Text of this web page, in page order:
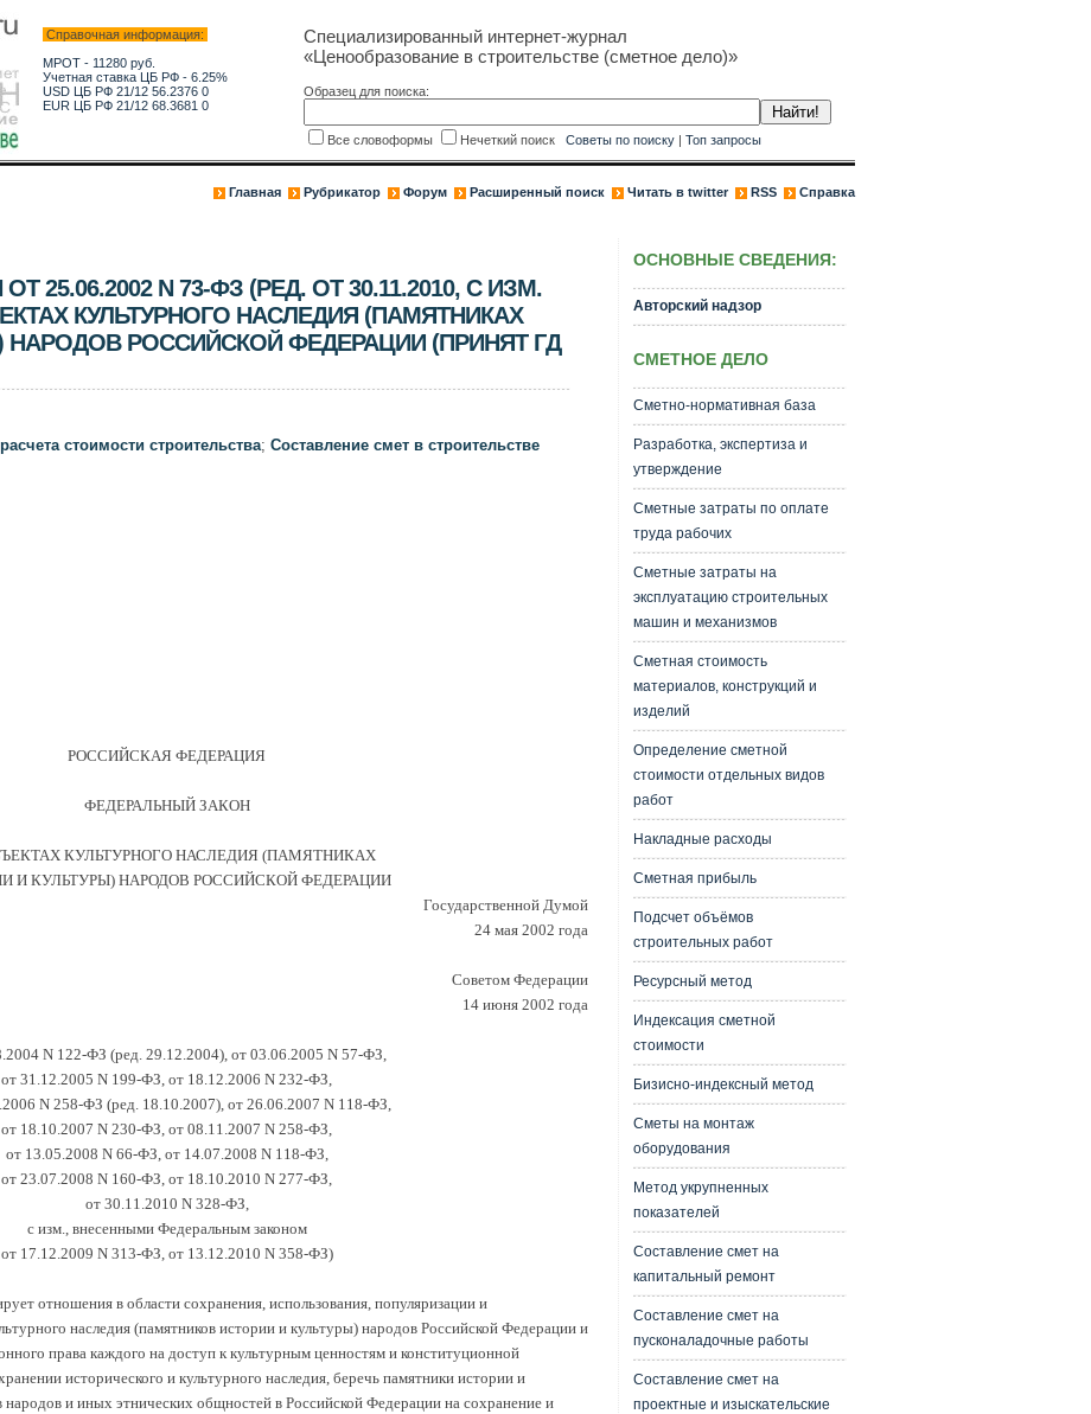
Справочная информация:
МРОТ - 11280 руб.
Учетная ставка ЦБ РФ - 6.25%
USD ЦБ РФ 21/12 56.2376 0
EUR ЦБ РФ 21/12 68.3681 0
Специализированный интернет-журнал
«Ценообразование в строительстве (сметное дело)»
Образец для поиска:
Все словоформы Нечеткий поиск Советы по поиску| Топ запросы
Главная Рубрикатор Форум Расширенный поиск Читать в twitter RSS Справка
25.06.2002 N 73-ФЗ (РЕД. ОТ 30.11.2010, С ИЗМ.
КУЛЬТУРНОГО НАСЛЕДИЯ (ПАМЯТНИКАХ
НАРОДОВ РОССИЙСКОЙ ФЕДЕРАЦИИ (ПРИНЯТ ГД
стоимости строительства; Составление смет в строительстве
РОССИЙСКАЯ ФЕДЕРАЦИЯ
ФЕДЕРАЛЬНЫЙ ЗАКОН
КУЛЬТУРНОГО НАСЛЕДИЯ (ПАМЯТНИКАХ
И КУЛЬТУРЫ) НАРОДОВ РОССИЙСКОЙ ФЕДЕРАЦИИ
Государственной Думой
24 мая 2002 года
Советом Федерации
14 июня 2002 года
N 122-ФЗ (ред. 29.12.2004), от 03.06.2005 N 57-ФЗ,
от 31.12.2005 N 199-ФЗ, от 18.12.2006 N 232-ФЗ,
N 258-ФЗ (ред. 18.10.2007), от 26.06.2007 N 118-ФЗ,
от 18.10.2007 N 230-ФЗ, от 08.11.2007 N 258-ФЗ,
от 13.05.2008 N 66-ФЗ, от 14.07.2008 N 118-ФЗ,
от 23.07.2008 N 160-ФЗ, от 18.10.2010 N 277-ФЗ,
от 30.11.2010 N 328-ФЗ,
с изм., внесенными Федеральным законом
от 17.12.2009 N 313-ФЗ, от 13.12.2010 N 358-ФЗ)
отношения в области сохранения, использования, популяризации и
наследия (памятников истории и культуры) народов Российской Федерации и
права каждого на доступ к культурным ценностям и конституционной
исторического и культурного наследия, беречь памятники истории и
народов и иных этнических общностей в Российской Федерации на сохранение и
ОСНОВНЫЕ СВЕДЕНИЯ:
Авторский надзор
СМЕТНОЕ ДЕЛО
Сметно-нормативная база
Разработка, экспертиза и
утверждение
Сметные затраты по оплате
труда рабочих
Сметные затраты на
эксплуатацию строительных
машин и механизмов
Сметная стоимость
материалов, конструкций и
изделий
Определение сметной
стоимости отдельных видов
работ
Накладные расходы
Сметная прибыль
Подсчет объёмов
строительных работ
Ресурсный метод
Индексация сметной
стоимости
Бизисно-индексный метод
Сметы на монтаж
оборудования
Метод укрупненных
показателей
Составление смет на
капитальный ремонт
Составление смет на
пусконаладочные работы
Составление смет на
проектные и изыскательские